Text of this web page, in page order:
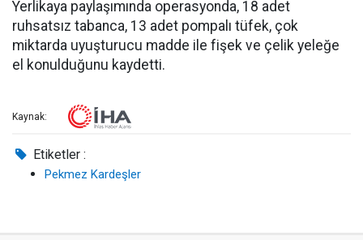
Yerlikaya paylaşımında operasyonda, 18 adet
ruhsatsız tabanca, 13 adet pompalı tüfek, çok
miktarda uyuşturucu madde ile fişek ve çelik yeleğe
el konulduğunu kaydetti.
Kaynak:
Etiketler :
Pekmez Kardeşler